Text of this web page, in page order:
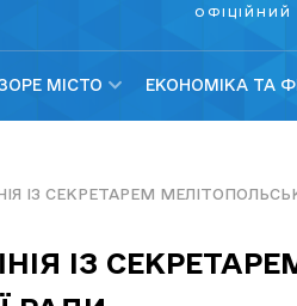
ОФІЦІЙНИЙ
МІСТО ЕКОНОМІКА ТА
ІЗ СЕКРЕТАРЕМ
ІЗ